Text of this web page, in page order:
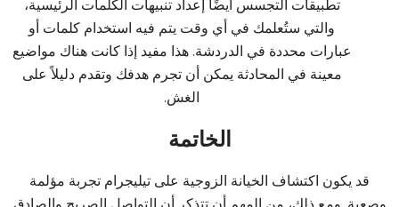
تطبيقات التجسس أيضًا إعداد تنبيهات الكلمات الرئيسية،
والتي ستُعلمك في أي وقت يتم فيه استخدام كلمات أو
عبارات محددة في الدردشة. هذا مفيد إذا كانت هناك مواضيع
معينة في المحادثة يمكن أن تجرم هدفك وتقدم دليلاً على
الغش.
الخاتمة
قد يكون اكتشاف الخيانة الزوجية على تيليجرام تجربة مؤلمة
وصعبة. ومع ذلك، من المهم أن تتذكر أن التواصل الصريح والصادق